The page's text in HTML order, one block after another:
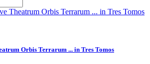
Orbis Terrarum ... in Tres Tomos